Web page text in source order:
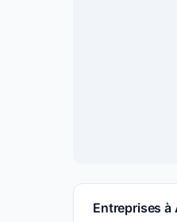
Entreprises à